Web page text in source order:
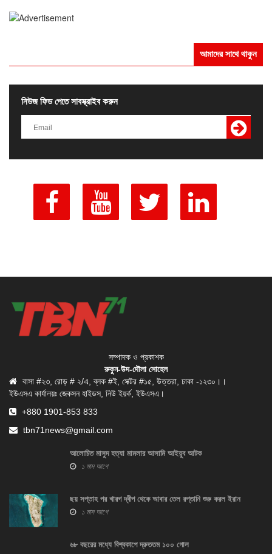
আমাদের সাথে থাকুন
নিউজ ফিড পেতে সাবস্ক্রাইব করুন
সম্পাদক ও প্রকাশক
রুকুন-উদ-দৌলা সোহেল
বাসা #২৩, রোড় # ২/এ, ব্লক #ই, সেক্টর #১৫, উত্তরা, ঢাকা -১২৩০।।
ইউএসএ কার্যালয়ঃ জেকসন হাইডস, নিউ ইয়র্ক, ইউএসএ।
+880 1901-853 833
tbn71news@gmail.com
আলোচিত মাসুদ হত্যা মামলার আসামি আইয়ুব আটক
১ মাস আগে
ছয় সপ্তাহ পর খারগ দ্বীপ থেকে আবার তেল রপ্তানি শুরু করল ইরান
১ মাস আগে
৬৮ বছরের মধ্যে বিশ্বকাপে দ্রুততম ১০০ গোল